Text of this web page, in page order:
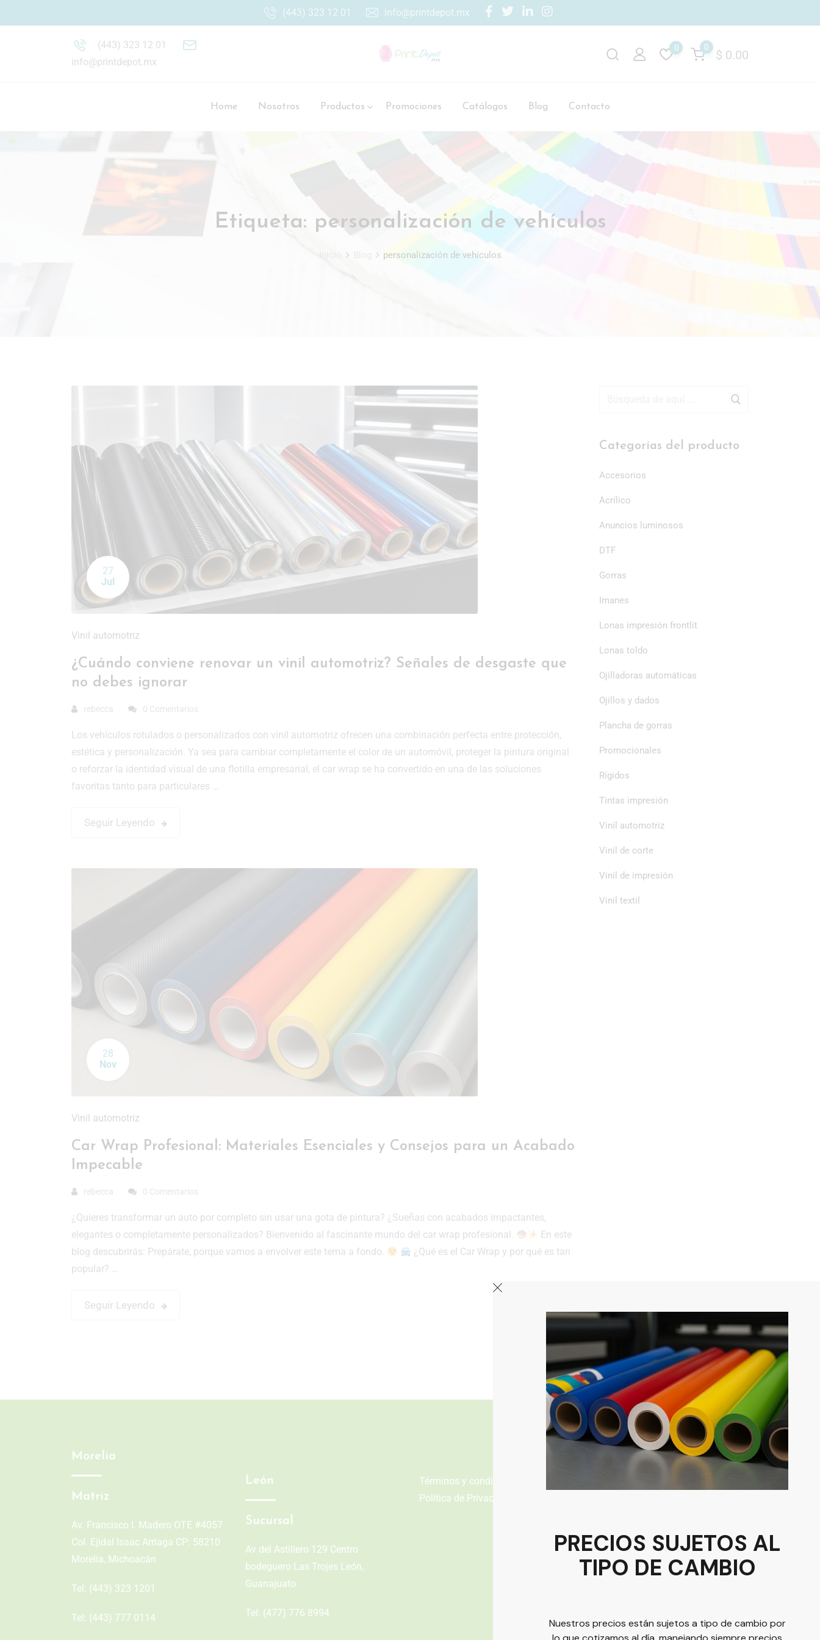
(443) 323 12 01 info@printdepot.mx
(443) 323 12 01
info@printdepot.mx
$ 0.00
0
0
Home Nosotros Productos Promociones Catálogos Blog Contacto
Etiqueta: personalización de vehículos
personalización de vehículos
27
Jul
Vinil automotriz
¿Cuándo conviene renovar un vinil automotriz? Señales de desgaste que
no debes ignorar
rebecca 0 Comentarios
Los vehículos rotulados o personalizados con vinil automotriz ofrecen una combinación perfecta entre protección,
estética y personalización. Ya sea para cambiar completamente el color de un automóvil, proteger la pintura original
o reforzar la identidad visual de una flotilla empresarial, el car wrap se ha convertido en una de las soluciones
favoritas tanto para particulares …
Seguir Leyendo
28
Nov
Vinil automotriz
Car Wrap Profesional: Materiales Esenciales y Consejos para un Acabado
Impecable
rebecca 0 Comentarios
¿Quieres transformar un auto por completo sin usar una gota de pintura? ¿Sueñas con acabados impactantes,
elegantes o completamente personalizados? Bienvenido al fascinante mundo del car wrap profesional.
En este
blog descubrirás: Prepárate, porque vamos a envolver este tema a fondo.
¿Qué es el Car Wrap y por qué es tan
popular? …
Seguir Leyendo
Categorías del producto
Accesorios
Acrílico
Anuncios luminosos
DTF
Gorras
Imanes
Lonas impresión frontlit
Lonas toldo
Ojilladoras automáticas
Ojillos y dados
Plancha de gorras
Promocionales
Rígidos
Tintas impresión
Vinil automotriz
Vinil de corte
Vinil de impresión
Vinil textil
Morelia
Matriz
Av. Francisco I. Madero OTE #4057
Col. Ejidal Isaac Arriaga CP: 58210
Morelia, Michoacán
Tel: (443) 323 1201
Tel: (443) 777 0114
León
Sucursal
Av del Astillero 129 Centro
bodeguero Las Trojes León,
Guanajuato
Tel: (477) 776 8994
Términos y condiciones
Política de Privacidad
PRECIOS SUJETOS AL
TIPO DE CAMBIO
Nuestros precios están sujetos a tipo de cambio por